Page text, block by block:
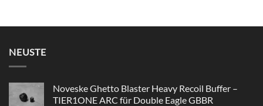
NEUSTE
Noveske Ghetto Blaster Heavy Recoil Buffer –
TIER1ONE ARC für Double Eagle GBBR